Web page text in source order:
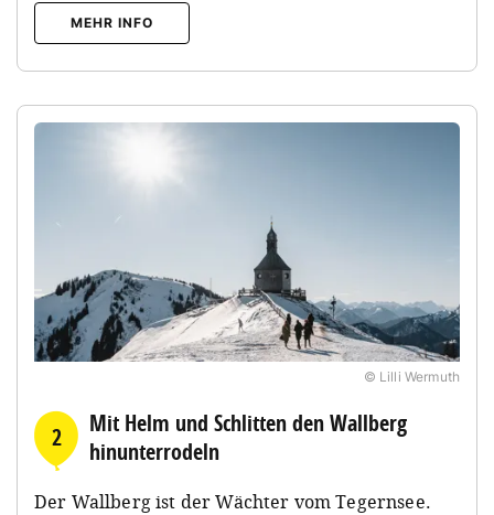
MEHR INFO
© Lilli Wermuth
2
Mit Helm und Schlitten den Wallberg
hinunterrodeln
Der Wallberg ist der Wächter vom Tegernsee.